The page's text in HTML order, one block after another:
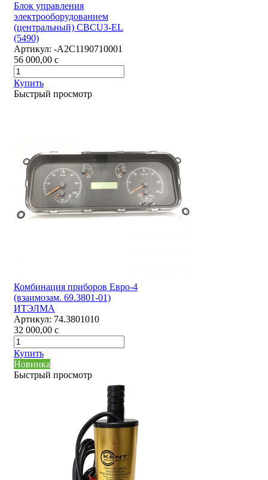
Блок управления
электрооборудованием
(центральный) CBCU3-EL
(5490)
Артикул: -А2С1190710001
56 000,00 c
Купить
Быстрый просмотр
Комбинация приборов Евро-4
(взаимозам. 69.3801-01)
ИТЭЛМА
Артикул: 74.3801010
32 000,00 c
Купить
Новинка
Быстрый просмотр